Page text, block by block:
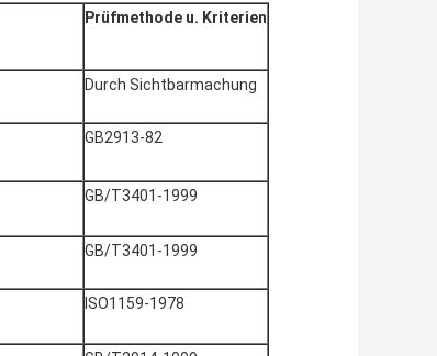
Prüfmethode u. Kriterien
Durch Sichtbarmachung
GB2913-82
GB/T3401-1999
GB/T3401-1999
ISO1159-1978